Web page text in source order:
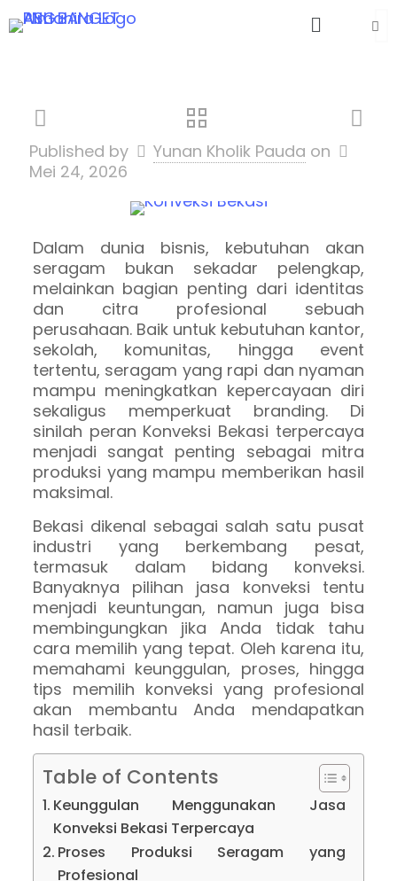
Published by Yunan Kholik Pauda on
Mei 24, 2026
Dalam dunia bisnis, kebutuhan akan
seragam bukan sekadar pelengkap,
melainkan bagian penting dari identitas
dan citra profesional sebuah
perusahaan. Baik untuk kebutuhan kantor,
sekolah, komunitas, hingga event
tertentu, seragam yang rapi dan nyaman
mampu meningkatkan kepercayaan diri
sekaligus memperkuat branding. Di
sinilah peran Konveksi Bekasi terpercaya
menjadi sangat penting sebagai mitra
produksi yang mampu memberikan hasil
maksimal.
Bekasi dikenal sebagai salah satu pusat
industri yang berkembang pesat,
termasuk dalam bidang konveksi.
Banyaknya pilihan jasa konveksi tentu
menjadi keuntungan, namun juga bisa
membingungkan jika Anda tidak tahu
cara memilih yang tepat. Oleh karena itu,
memahami keunggulan, proses, hingga
tips memilih konveksi yang profesional
akan membantu Anda mendapatkan
hasil terbaik.
Table of Contents
Keunggulan Menggunakan Jasa
Konveksi Bekasi Terpercaya
Proses Produksi Seragam yang
Profesional